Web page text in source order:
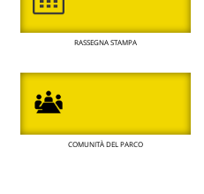
RASSEGNA STAMPA
COMUNITÀ DEL PARCO